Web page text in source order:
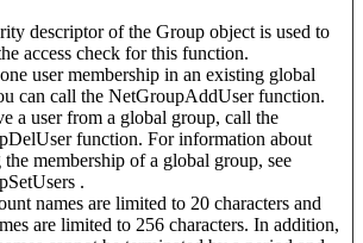
descriptor of the Group object is used to
access check for this function.
user membership in an existing global
can call the NetGroupAddUser function.
a user from a global group, call the
function. For information about
the membership of a global group, see
.
names are limited to 20 characters and
are limited to 256 characters. In addition,